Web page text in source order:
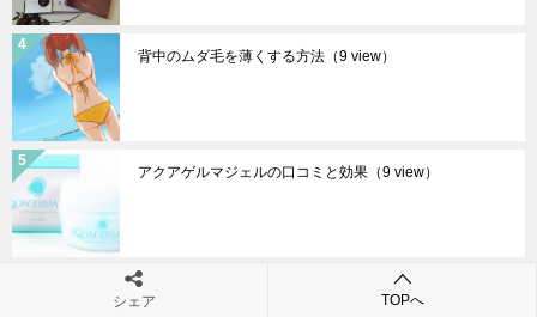
背中のムダ毛を薄くする方法 （9 view）
アクアゲルマジェルの口コミと効果 （9 view）
激太りと生理がこないことの関係と痩せる方法
view）
シェア TOPへ